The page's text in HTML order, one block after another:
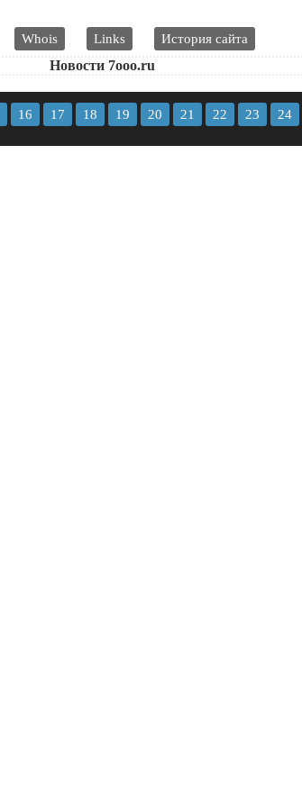
Whois Links История сайта
Новости 7ooo.ru
16 17 18 19 20 21 22 23 24